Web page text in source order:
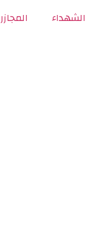
الشهداء المجازر